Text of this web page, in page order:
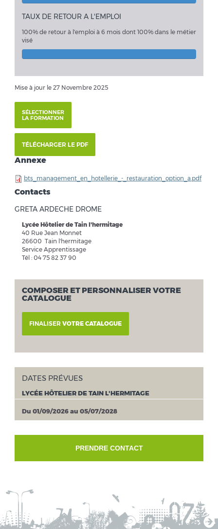
TAUX DE RETOUR A L'EMPLOI
100% de retour à l'emploi à 6 mois dont 100% dans le métier
visé
Mise à jour le 27 Novembre 2025
SÉLECTIONNER
LA FORMATION
TÉLÉCHARGER LE PDF
Annexe
bts_management_en_hotellerie_-_restauration_option_a.pdf
Contacts
GRETA ARDECHE DROME
Lycée Hôtelier de Tain l'hermitage
40 Rue Jean Monnet
26600 Tain l'hermitage
Service Apprentissage
Tél : 04 75 82 37 90
COMPOSER ET PERSONNALISER VOTRE
CATALOGUE
FINALISER VOTRE CATALOGUE
DATES PRÉVUES
LYCÉE HÔTELIER DE TAIN L'HERMITAGE
Du 01/09/2026 au 05/07/2028
PRENDRE CONTACT